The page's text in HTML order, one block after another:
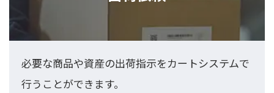
必要な商品や資産の出荷指示をカートシステムで
行うことができます。